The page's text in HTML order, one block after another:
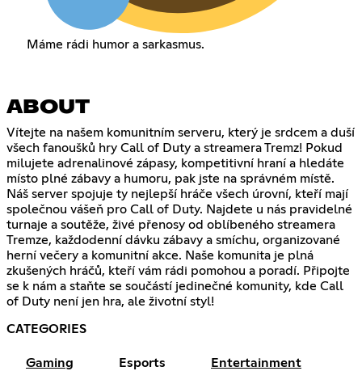
Máme rádi humor a sarkasmus.
ABOUT
Vítejte na našem komunitním serveru, který je srdcem a duší
všech fanoušků hry Call of Duty a streamera Tremz! Pokud
milujete adrenalinové zápasy, kompetitivní hraní a hledáte
místo plné zábavy a humoru, pak jste na správném místě.
Náš server spojuje ty nejlepší hráče všech úrovní, kteří mají
společnou vášeň pro Call of Duty. Najdete u nás pravidelné
turnaje a soutěže, živé přenosy od oblíbeného streamera
Tremze, každodenní dávku zábavy a smíchu, organizované
herní večery a komunitní akce. Naše komunita je plná
zkušených hráčů, kteří vám rádi pomohou a poradí. Připojte
se k nám a staňte se součástí jedinečné komunity, kde Call
of Duty není jen hra, ale životní styl!
CATEGORIES
Gaming Esports Entertainment